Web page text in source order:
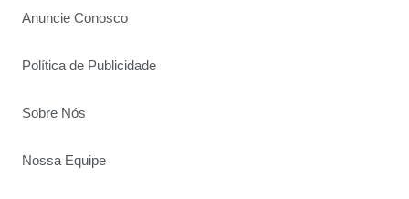
Anuncie Conosco
Política de Publicidade
Sobre Nós
Nossa Equipe